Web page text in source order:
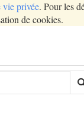
privée. Pour les
de cookies.